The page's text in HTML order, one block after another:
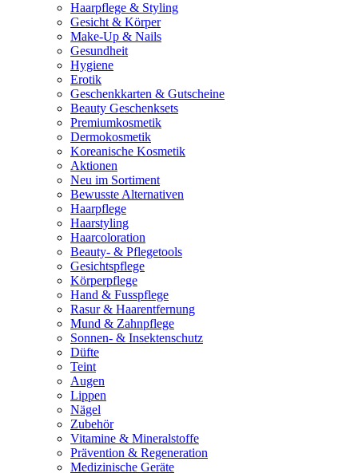
Haarpflege & Styling
Gesicht & Körper
Make-Up & Nails
Gesundheit
Hygiene
Erotik
Geschenkkarten & Gutscheine
Beauty Geschenksets
Premiumkosmetik
Dermokosmetik
Koreanische Kosmetik
Aktionen
Neu im Sortiment
Bewusste Alternativen
Haarpflege
Haarstyling
Haarcoloration
Beauty- & Pflegetools
Gesichtspflege
Körperpflege
Hand & Fusspflege
Rasur & Haarentfernung
Mund & Zahnpflege
Sonnen- & Insektenschutz
Düfte
Teint
Augen
Lippen
Nägel
Zubehör
Vitamine & Mineralstoffe
Prävention & Regeneration
Medizinische Geräte